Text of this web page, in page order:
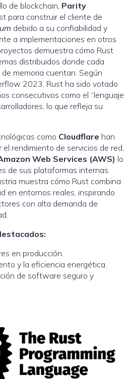
de blockchain, Parity
para construir el cliente de
debido a su confiabilidad y
a implementaciones en otros
demuestra cómo Rust
distribuidos donde cada
memoria cuentan. Según
2023, Rust ha sido votado
consecutivos como el “lenguaje
lo que refleja su
como Cloudflare han
rendimiento de servicios de red,
Web Services (AWS) lo
de sus plataformas internas.
muestra cómo Rust combina
en entornos reales, inspirando
con alta demanda de
en producción.
y la eficiencia energética.
de software seguro y